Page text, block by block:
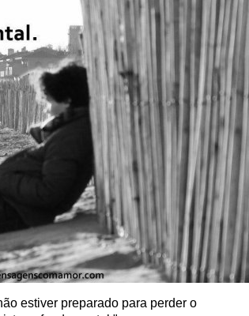
estiver preparado para perder o